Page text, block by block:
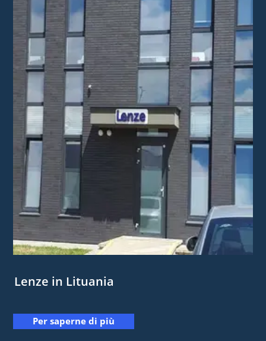
Lenze in Lituania
Per saperne di più